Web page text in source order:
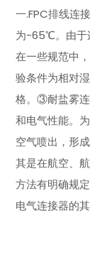
一.FPC排线连
为-65℃。由于
在一些规范中
验条件为相对
格。③耐盐雾连
和电气性能。
空气喷出，形
其是在航空、
方法有明确规
电气连接器的